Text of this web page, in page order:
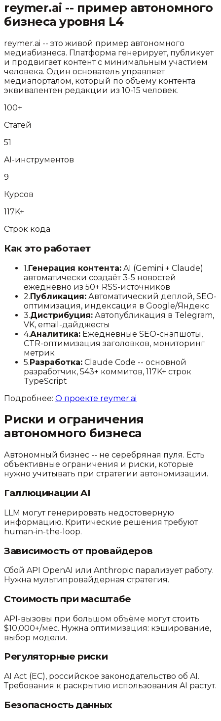
reymer.ai -- пример автономного
бизнеса уровня L4
reymer.ai -- это живой пример автономного
медиабизнеса. Платформа генерирует, публикует
и продвигает контент с минимальным участием
человека. Один основатель управляет
медиапорталом, который по объёму контента
эквивалентен редакции из 10-15 человек.
100+
Статей
51
AI-инструментов
9
Курсов
117K+
Строк кода
Как это работает
1.Генерация контента: AI (Gemini + Claude)
автоматически создаёт 3-5 новостей
ежедневно из 50+ RSS-источников
2.Публикация: Автоматический деплой, SEO-
оптимизация, индексация в Google/Яндекс
3.Дистрибуция: Автопубликация в Telegram,
VK, email-дайджесты
4.Аналитика: Ежедневные SEO-снапшоты,
CTR-оптимизация заголовков, мониторинг
метрик
5.Разработка: Claude Code -- основной
разработчик, 543+ коммитов, 117K+ строк
TypeScript
Подробнее: О проекте reymer.ai
Риски и ограничения
автономного бизнеса
Автономный бизнес -- не серебряная пуля. Есть
объективные ограничения и риски, которые
нужно учитывать при стратегии автономизации.
Галлюцинации AI
LLM могут генерировать недостоверную
информацию. Критические решения требуют
human-in-the-loop.
Зависимость от провайдеров
Сбой API OpenAI или Anthropic парализует работу.
Нужна мультипровайдерная стратегия.
Стоимость при масштабе
API-вызовы при большом объёме могут стоить
$10,000+/мес. Нужна оптимизация: кэширование,
выбор модели.
Регуляторные риски
AI Act (ЕС), российское законодательство об AI.
Требования к раскрытию использования AI растут.
Безопасность данных